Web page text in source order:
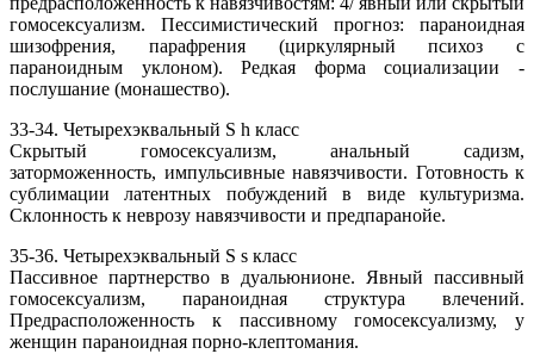
гомосексуализм. Пессимистический прогноз: параноидная
шизофрения, парафрения (циркулярный психоз с
параноидным уклоном). Редкая форма социализации -
послушание (монашество).
33-34. Четырехэквальный S h класс
Скрытый гомосексуализм, анальный садизм,
заторможенность, импульсивные навязчивости. Готовность к
сублимации латентных побуждений в виде культуризма.
Склонность к неврозу навязчивости и предпаранойе.
35-36. Четырехэквальный S s класс
Пассивное партнерство в дуальюнионе. Явный пассивный
гомосексуализм, параноидная структура влечений.
Предрасположенность к пассивному гомосексуализму, у
женщин параноидная порно-клептомания.